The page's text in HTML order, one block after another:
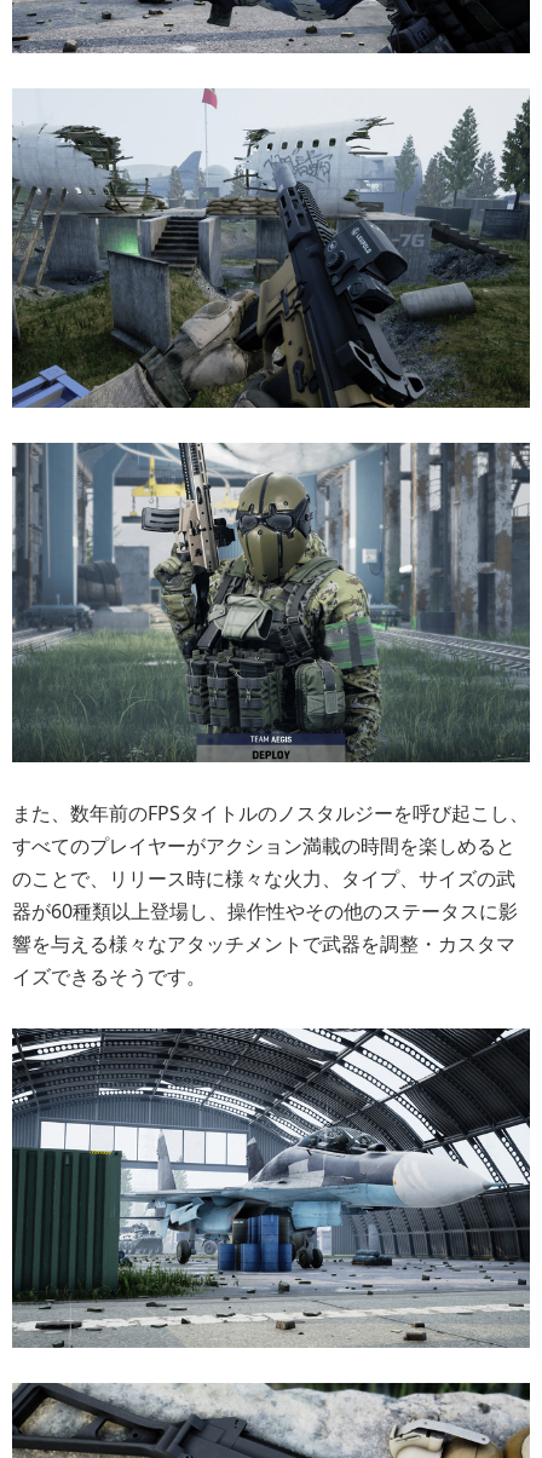
また、数年前のFPSタイトルのノスタルジーを呼び起こし、
すべてのプレイヤーがアクション満載の時間を楽しめると
のことで、リリース時に様々な火力、タイプ、サイズの武
器が60種類以上登場し、操作性やその他のステータスに影
響を与える様々なアタッチメントで武器を調整・カスタマ
イズできるそうです。